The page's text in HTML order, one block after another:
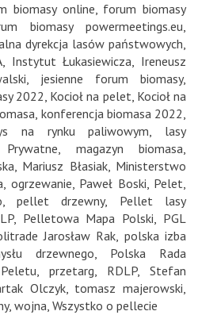
biomasy online, forum biomasy
biomasy powermeetings.eu,
dyrekcja lasów państwowych,
, Instytut Łukasiewicza, Ireneusz
, jesienne forum biomasy,
2022, Kocioł na pelet, Kocioł na
, konferencja biomasa 2022,
na rynku paliwowym, lasy
, magazyn biomasa,
, Mariusz Błasiak, Ministerstwo
, ogrzewanie, Paweł Boski, Pelet,
,pellet drzewny, Pellet lasy
, Pelletowa Mapa Polski, PGL
Jarosław Rak, polska izba
drzewnego, Polska Rada
, przetarg, RDLP, Stefan
Olczyk, tomasz majerowski,
, wojna, Wszystko o pellecie